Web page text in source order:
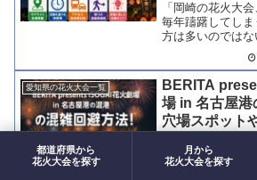
「岡崎の花火大
毎年躊躇してし
方は多いのでは
らお伝えすると
夫だけで、混雑
す。チケット情
クセス攻略・持
愛知県の花火大会一覧
BERITA
場 in 名古屋港
穴場スポット
「ISOGAI花火劇
の？チケットはど
ら見える場所は
都道府県から
花火大会を探す
月から
花火大会を探す